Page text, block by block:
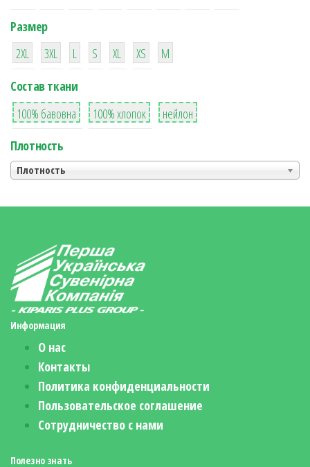
Размер
38
2XL
16
3XL
42
L
42
S
42
XL XS
М
Состав ткани
8
100% бавовна
36
100% хлопок
2
нейлон
Плотность
Плотность
Информация
О нас
Контакты
Политика конфиденциальности
Пользовательское соглашение
Сотрудничество с нами
Полезно знать